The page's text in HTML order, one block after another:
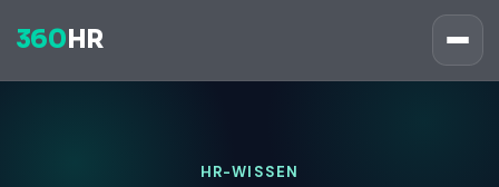
360 HR
HR-WISSEN